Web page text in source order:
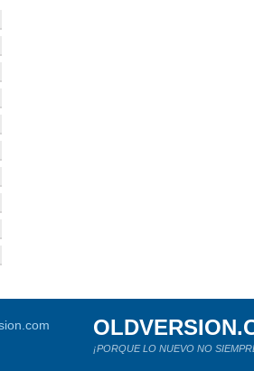
¡PORQUE LO NUEVO NO